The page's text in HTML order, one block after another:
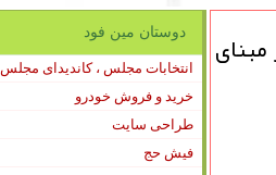
دوستان مین فود
انتخابات مجلس ، کاندیدای مجلس
خرید و فروش خودرو
طراحی سایت
فیش حج